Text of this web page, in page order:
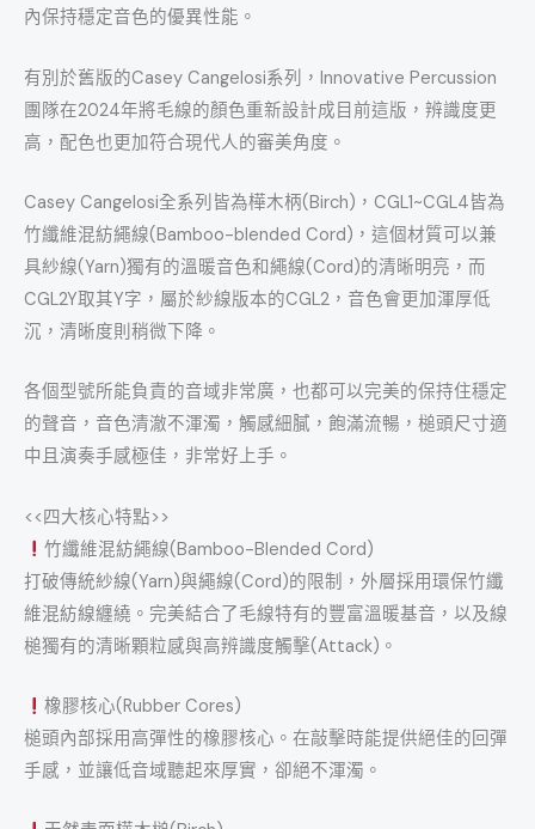
內保持穩定音色的優異性能。
有別於舊版的Casey Cangelosi系列，Innovative Percussion
團隊在2024年將毛線的顏色重新設計成目前這版，辨識度更
高，配色也更加符合現代人的審美角度。
Casey Cangelosi全系列皆為樺木柄(Birch)，CGL1~CGL4皆為
竹纖維混紡繩線(Bamboo-blended Cord)，這個材質可以兼
具紗線(Yarn)獨有的溫暖音色和繩線(Cord)的清晰明亮，而
CGL2Y取其Y字，屬於紗線版本的CGL2，音色會更加渾厚低
沉，清晰度則稍微下降。
各個型號所能負責的音域非常廣，也都可以完美的保持住穩定
的聲音，音色清澈不渾濁，觸感細膩，飽滿流暢，槌頭尺寸適
中且演奏手感極佳，非常好上手。
<<四大核心特點>>
竹纖維混紡繩線(Bamboo-Blended Cord)
打破傳統紗線(Yarn)與繩線(Cord)的限制，外層採用環保竹纖
維混紡線纏繞。完美結合了毛線特有的豐富溫暖基音，以及線
槌獨有的清晰顆粒感與高辨識度觸擊(Attack)。
橡膠核心(Rubber Cores)
槌頭內部採用高彈性的橡膠核心。在敲擊時能提供絕佳的回彈
手感，並讓低音域聽起來厚實，卻絕不渾濁。